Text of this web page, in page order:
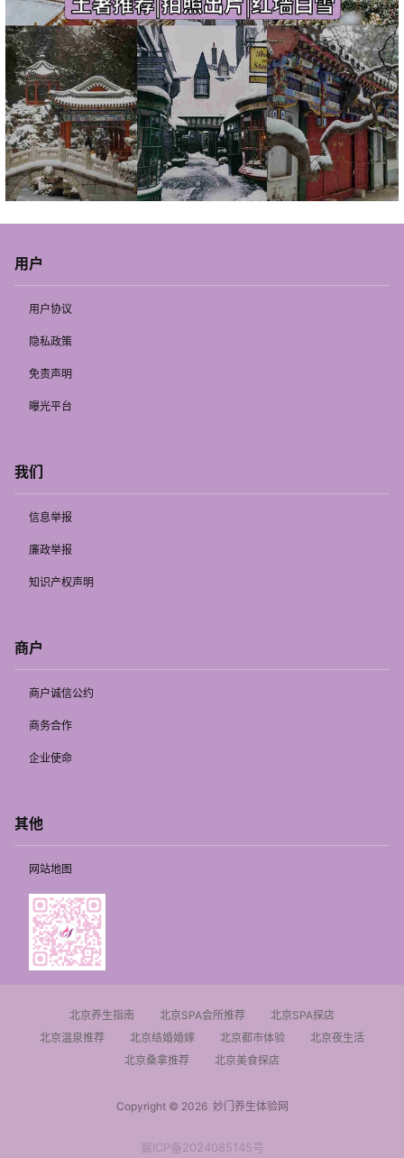
用户
用户协议
隐私政策
免责声明
曝光平台
我们
信息举报
廉政举报
知识产权声明
商户
商户诚信公约
商务合作
企业使命
其他
网站地图
北京养生指南 北京SPA会所推荐
北京SPA探店
北京温泉推荐
北京结婚婚嫁 北京都市体验
北京夜生活
北京桑拿推荐
北京美食探店
Copyright © 2026妙门养生体验网
冀ICP备2024085145号